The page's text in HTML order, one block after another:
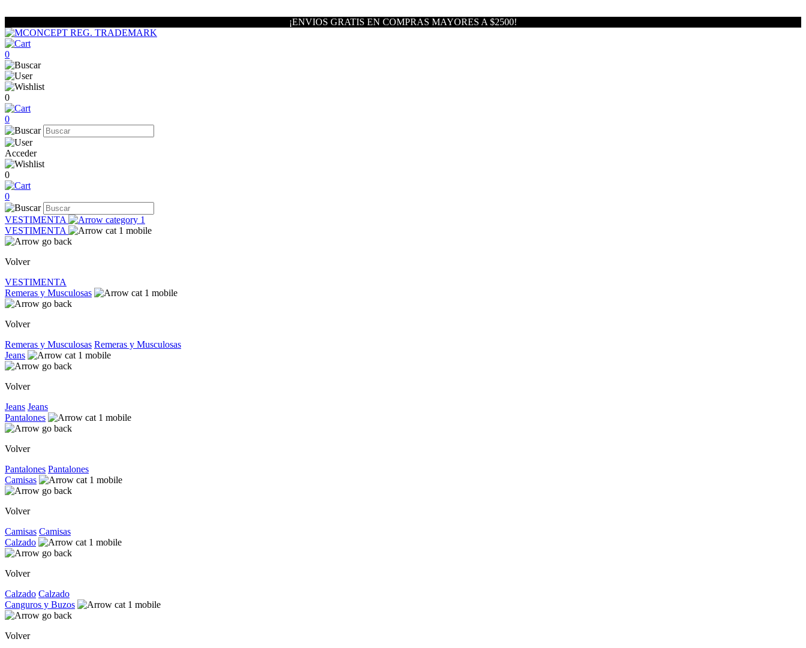
¡ENVIOS GRATIS EN COMPRAS MAYORES A $2500!
0
0
0
Acceder
0
0
VESTIMENTA
VESTIMENTA
Volver
VESTIMENTA
Remeras y Musculosas
Volver
Remeras y Musculosas Remeras y Musculosas
Jeans
Volver
Jeans Jeans
Pantalones
Volver
Pantalones Pantalones
Camisas
Volver
Camisas Camisas
Calzado
Volver
Calzado Calzado
Canguros y Buzos
Volver